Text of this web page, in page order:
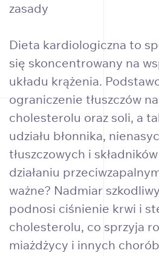
zasady
Dieta kardiologiczna to
się skoncentrowany na
układu krążenia.
ograniczenie tłuszczów
cholesterolu oraz soli, a
udziału błonnika,
tłuszczowych i
działaniu
ważne? Nadmiar
podnosi ciśnienie krwi i
cholesterolu, co sprzyja
miażdżycy i innych